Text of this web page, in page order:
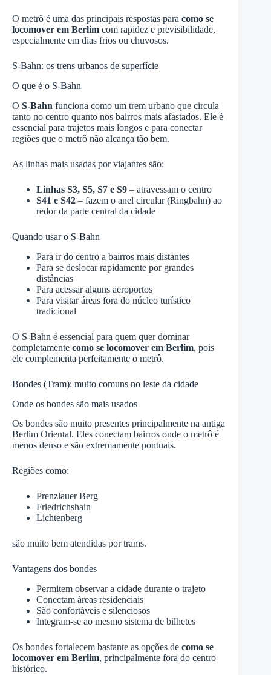
O metrô é uma das principais respostas para como se
locomover em Berlim com rapidez e previsibilidade,
especialmente em dias frios ou chuvosos.
S-Bahn: os trens urbanos de superfície
O que é o S-Bahn
O S-Bahn funciona como um trem urbano que circula
tanto no centro quanto nos bairros mais afastados. Ele é
essencial para trajetos mais longos e para conectar
regiões que o metrô não alcança tão bem.
As linhas mais usadas por viajantes são:
Linhas S3, S5, S7 e S9 – atravessam o centro
S41 e S42 – fazem o anel circular (Ringbahn) ao
redor da parte central da cidade
Quando usar o S-Bahn
Para ir do centro a bairros mais distantes
Para se deslocar rapidamente por grandes
distâncias
Para acessar alguns aeroportos
Para visitar áreas fora do núcleo turístico
tradicional
O S-Bahn é essencial para quem quer dominar
completamente como se locomover em Berlim, pois
ele complementa perfeitamente o metrô.
Bondes (Tram): muito comuns no leste da cidade
Onde os bondes são mais usados
Os bondes são muito presentes principalmente na antiga
Berlim Oriental. Eles conectam bairros onde o metrô é
menos denso e são extremamente pontuais.
Regiões como:
Prenzlauer Berg
Friedrichshain
Lichtenberg
são muito bem atendidas por trams.
Vantagens dos bondes
Permitem observar a cidade durante o trajeto
Conectam áreas residenciais
São confortáveis e silenciosos
Integram-se ao mesmo sistema de bilhetes
Os bondes fortalecem bastante as opções de como se
locomover em Berlim, principalmente fora do centro
histórico.